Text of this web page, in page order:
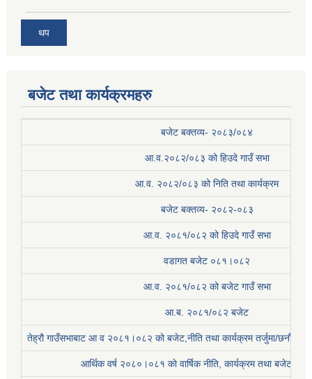
थप
बजेट तथा कार्यक्रमहरु
बजेट बक्तव्य- २०८३/०८४
आ.व.२०८२/०८३ को हिउदे गाउँ सभा
आ.व. २०८२/०८३ को निति तथा कार्यक्रम
बजेट बक्तव्य- २०८२-०८३
आ.व. २०८१/०८२ को हिउदे गाउँ सभा
वडागत बजेट ०८१।०८२
आ.व. २०८१/०८२ को बजेट गाउँ सभा
आ.ब. २०८१/०८२ बजेट
तेह्रौ गाउँसभाबाट आ व २०८१।०८२ को बजेट,नीति तथा कार्यक्रम तर्जुमा/छनौट
आर्थिक वर्ष २०८०।०८१ काे वार्षिक नीति, कार्यक्रम तथा बजेट